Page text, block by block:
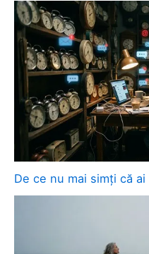
De ce nu mai simți că